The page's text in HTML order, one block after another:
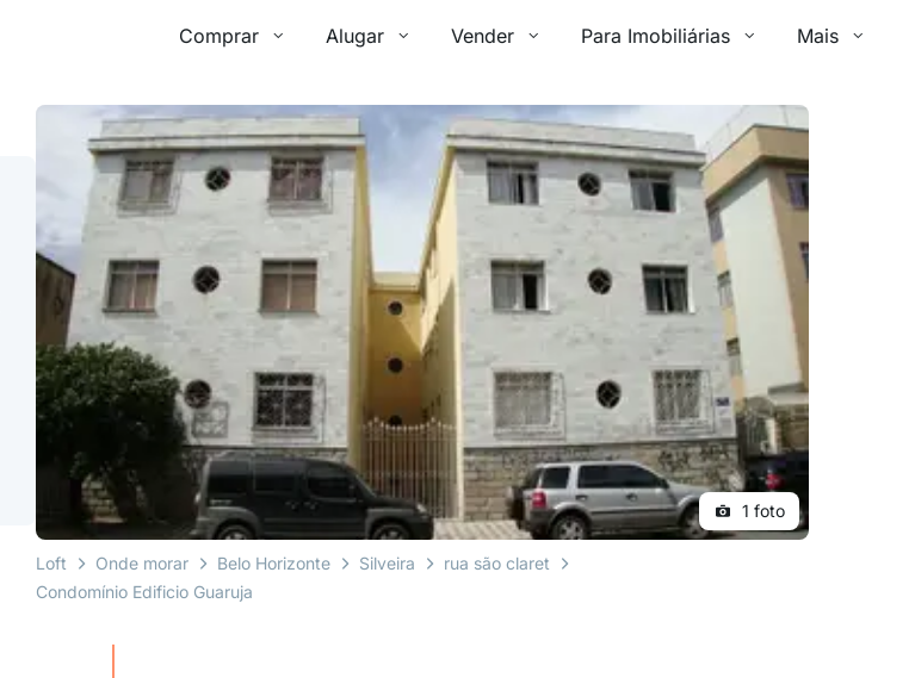
Comprar Alugar Vender Para Imobiliárias Mais
1 foto
Loft Onde morar Belo Horizonte Silveira
rua são claret
Condomínio Edificio Guaruja